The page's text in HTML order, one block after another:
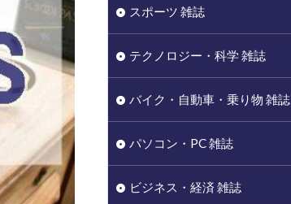
スポーツ 雑誌
テクノロジー・科学 雑誌
バイク・自動車・乗り物 雑誌
パソコン・PC 雑誌
ビジネス・経済 雑誌